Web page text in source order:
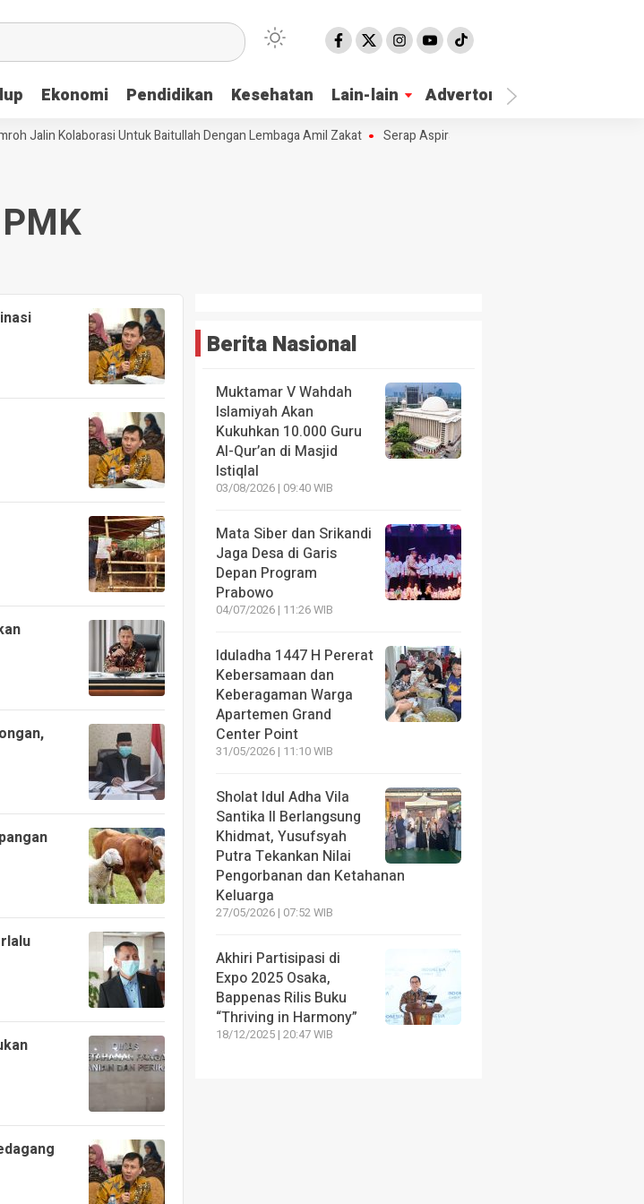
Ekonomi Pendidikan Kesehatan Lain-lain Advertorial
Jalin Kolaborasi Untuk Baitullah Dengan Lembaga Amil Zakat Serap Aspirasi Masyarakat Hj. Nur Azizah
PMK
Berita Nasional
Muktamar V Wahdah
Islamiyah Akan
Kukuhkan 10.000 Guru
Al-Qur’an di Masjid
Istiqlal
03/08/2026 | 09:40 WIB
Mata Siber dan Srikandi
Jaga Desa di Garis
Depan Program
Prabowo
04/07/2026 | 11:26 WIB
Iduladha 1447 H Pererat
Kebersamaan dan
Keberagaman Warga
Apartemen Grand
Center Point
31/05/2026 | 11:10 WIB
Sholat Idul Adha Vila
Santika II Berlangsung
Khidmat, Yusufsyah
Putra Tekankan Nilai
Pengorbanan dan Ketahanan
Keluarga
27/05/2026 | 07:52 WIB
Akhiri Partisipasi di
Expo 2025 Osaka,
Bappenas Rilis Buku
“Thriving in Harmony”
18/12/2025 | 20:47 WIB